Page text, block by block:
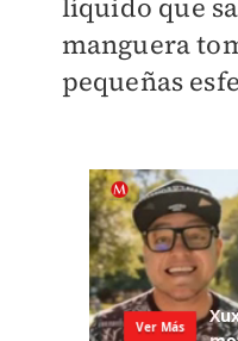
líquido que
manguera
pequeñas